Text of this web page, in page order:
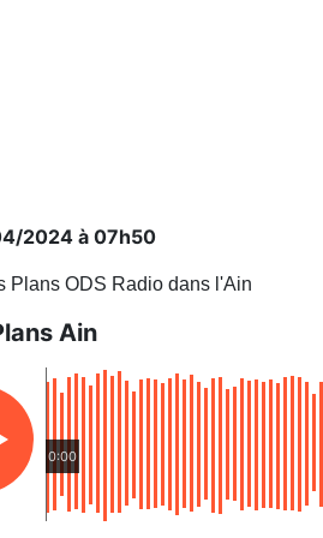
2024 à 07h50
Plans ODS Radio dans l'Ain
Ain
0:00